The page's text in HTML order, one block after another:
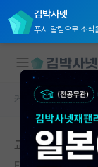
김박사넷
푸시 알림으로 소식
대학원생 모집
국내대학원 정보
커뮤니티 홈 자유
교수님 평에